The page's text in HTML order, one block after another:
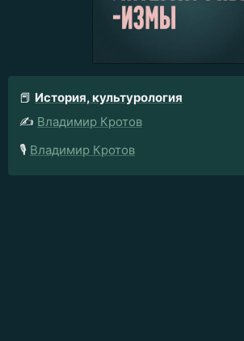
📕 История, культурология
✍️ Владимир Кротов
🎙️ Владимир Кротов